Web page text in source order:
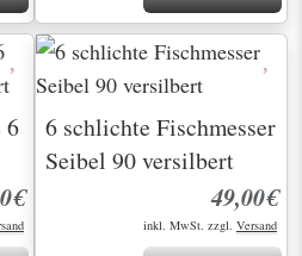
6
6 schlichte Fischmesser
Seibel 90 versilbert
49,00€
inkl. MwSt. zzgl. Versand